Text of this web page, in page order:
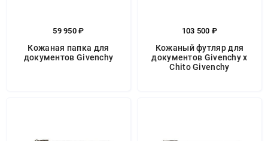
59 950 ₽
Кожаная папка для
документов Givenchy
103 500 ₽
Кожаный футляр для
документов Givenchy x
Chito Givenchy